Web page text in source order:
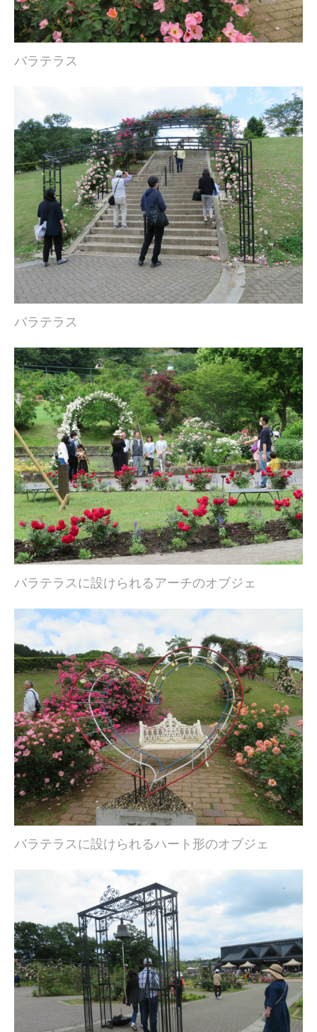
バラテラス
バラテラス
バラテラスに設けられるアーチのオブジェ
バラテラスに設けられるハート形のオブジェ